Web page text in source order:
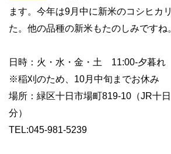
ます。今年は9月中に新米のコシヒカ
た。他の品種の新米もたのしみですね
日時：火・水・金・土 11:00-夕暮れ
※稲刈のため、10月中旬までお休み
場所：緑区十日市場町819-10（JR十
分）
TEL:045-981-5239